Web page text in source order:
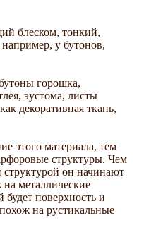
блеском, тонкий,
у бутонов,
горошка,
эустома, листы
декоративная ткань,
этого материала, тем
структуры. Чем
он начинают
на металлические
поверхность и
на рустикальные